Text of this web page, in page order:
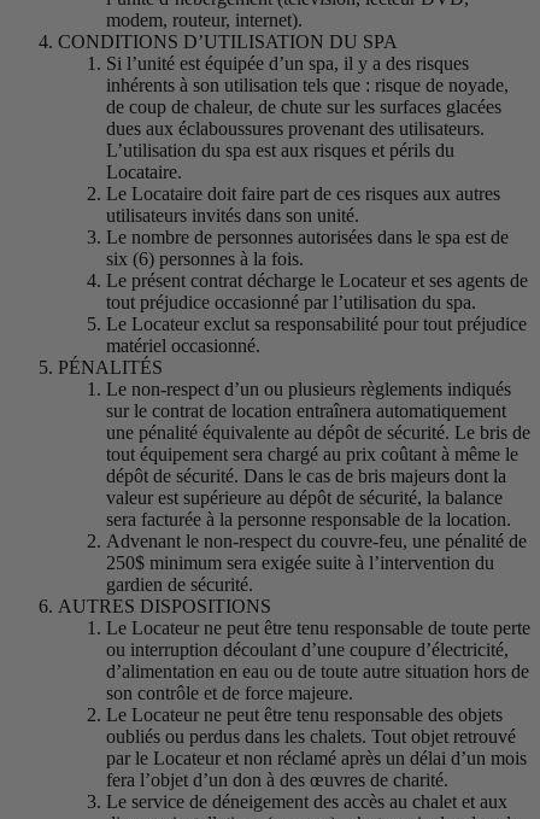
modem, routeur, internet).
CONDITIONS D’UTILISATION DU SPA
Si l’unité est équipée d’un spa, il y a des risques
inhérents à son utilisation tels que : risque de noyade,
de coup de chaleur, de chute sur les surfaces glacées
dues aux éclaboussures provenant des utilisateurs.
L’utilisation du spa est aux risques et périls du
Locataire.
Le Locataire doit faire part de ces risques aux autres
utilisateurs invités dans son unité.
Le nombre de personnes autorisées dans le spa est de
six (6) personnes à la fois.
Le présent contrat décharge le Locateur et ses agents de
tout préjudice occasionné par l’utilisation du spa.
Le Locateur exclut sa responsabilité pour tout préjudice
matériel occasionné.
PÉNALITÉS
Le non-respect d’un ou plusieurs règlements indiqués
sur le contrat de location entraînera automatiquement
une pénalité équivalente au dépôt de sécurité. Le bris de
tout équipement sera chargé au prix coûtant à même le
dépôt de sécurité. Dans le cas de bris majeurs dont la
valeur est supérieure au dépôt de sécurité, la balance
sera facturée à la personne responsable de la location.
Advenant le non-respect du couvre-feu, une pénalité de
250$ minimum sera exigée suite à l’intervention du
gardien de sécurité.
AUTRES DISPOSITIONS
Le Locateur ne peut être tenu responsable de toute perte
ou interruption découlant d’une coupure d’électricité,
d’alimentation en eau ou de toute autre situation hors de
son contrôle et de force majeure.
Le Locateur ne peut être tenu responsable des objets
oubliés ou perdus dans les chalets. Tout objet retrouvé
par le Locateur et non réclamé après un délai d’un mois
fera l’objet d’un don à des œuvres de charité.
Le service de déneigement des accès au chalet et aux